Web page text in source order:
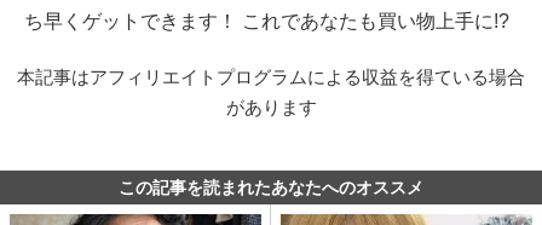
ち早くゲットできます！ これであなたも買い物上手に!?
本記事はアフィリエイトプログラムによる収益を得ている場合
があります
この記事を読まれたあなたへのオススメ